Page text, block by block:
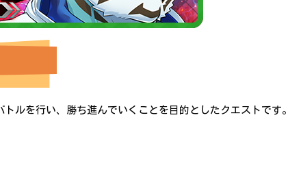
ルを行い、勝ち進んでいくことを目的としたクエストです。